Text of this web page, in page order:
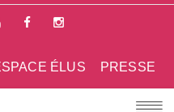
PRESSE
ÉLUS